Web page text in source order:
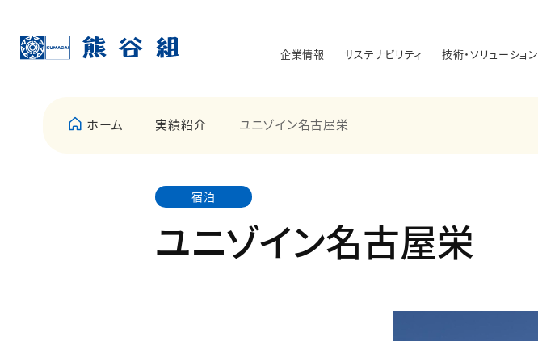
企業情報 サステナビリティ 技術・ソリューション
ホーム 実績紹介 ユニゾイン名古屋栄
宿泊
ユニゾイン名古屋栄